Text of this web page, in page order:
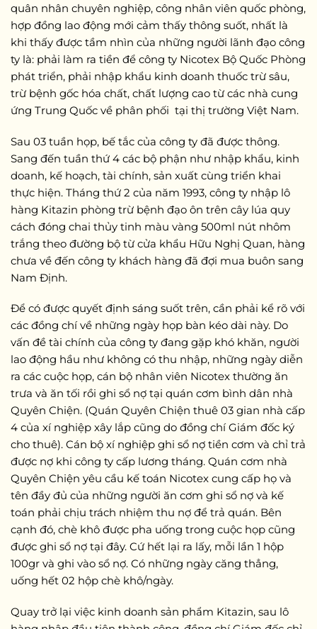
quân nhân chuyên nghiệp, công nhân viên quốc phòng,
hợp đồng lao động mới cảm thấy thông suốt, nhất là
khi thấy được tầm nhìn của những người lãnh đạo công
ty là: phải làm ra tiền để công ty Nicotex Bộ Quốc Phòng
phát triển, phải nhập khẩu kinh doanh thuốc trừ sâu,
trừ bệnh gốc hóa chất, chất lượng cao từ các nhà cung
ứng Trung Quốc về phân phối tại thị trường Việt Nam.
Sau 03 tuần họp, bế tắc của công ty đã được thông.
Sang đến tuần thứ 4 các bộ phận như nhập khẩu, kinh
doanh, kế hoạch, tài chính, sản xuất cùng triển khai
thực hiện. Tháng thứ 2 của năm 1993, công ty nhập lô
hàng Kitazin phòng trừ bệnh đạo ôn trên cây lúa quy
cách đóng chai thủy tinh màu vàng 500ml nút nhôm
trắng theo đường bộ từ cửa khẩu Hữu Nghị Quan, hàng
chưa về đến công ty khách hàng đã đợi mua buôn sang
Nam Định.
Để có được quyết định sáng suốt trên, cần phải kể rõ với
các đồng chí về những ngày họp bàn kéo dài này. Do
vấn đề tài chính của công ty đang gặp khó khăn, người
lao động hầu như không có thu nhập, những ngày diễn
ra các cuộc họp, cán bộ nhân viên Nicotex thường ăn
trưa và ăn tối rồi ghi sổ nợ tại quán cơm bình dân nhà
Quyên Chiện. (Quán Quyên Chiện thuê 03 gian nhà cấp
4 của xí nghiệp xây lắp cũng do đồng chí Giám đốc ký
cho thuê). Cán bộ xí nghiệp ghi sổ nợ tiền cơm và chỉ trả
được nợ khi công ty cấp lương tháng. Quán cơm nhà
Quyên Chiện yêu cầu kế toán Nicotex cung cấp họ và
tên đầy đủ của những người ăn cơm ghi sổ nợ và kế
toán phải chịu trách nhiệm thu nợ để trả quán. Bên
cạnh đó, chè khô được pha uống trong cuộc họp cũng
được ghi sổ nợ tại đây. Cứ hết lại ra lấy, mỗi lần 1 hộp
100gr và ghi vào sổ nợ. Có những ngày căng thẳng,
uống hết 02 hộp chè khô/ngày.
Quay trở lại việc kinh doanh sản phẩm Kitazin, sau lô